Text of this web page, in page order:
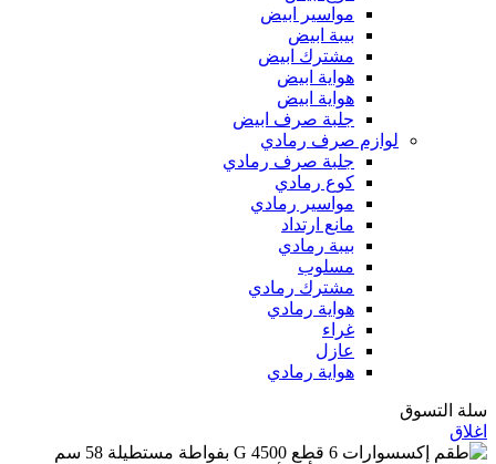
مواسير ابيض
بيبة ابيض
مشترك ابيض
هواية ابيض
هواية ابيض
جلبة صرف ابيض
لوازم صرف رمادي
جلبة صرف رمادي
كوع رمادي
مواسير رمادي
مانع ارتداد
بيبة رمادي
مسلوب
مشترك رمادي
هواية رمادي
غراء
عازل
هواية رمادي
سلة التسوق
اغلاق